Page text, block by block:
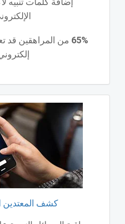
65% من المراهقين قد
كشف المعتدين